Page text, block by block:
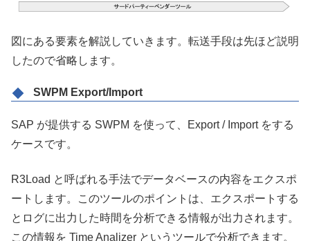
図にある要素を解説していきます。転送手段は先ほど説明
したので省略します。
SWPM Export/Import
SAP が提供する SWPM を使って、Export / Import をする
ケースです。
R3Load と呼ばれる手法でデータベースの内容をエクスポ
ートします。このツールのポイントは、エクスポートする
とログに出力した時間を分析できる情報が出力されます。
この情報を Time Analizer というツールで分析できます。